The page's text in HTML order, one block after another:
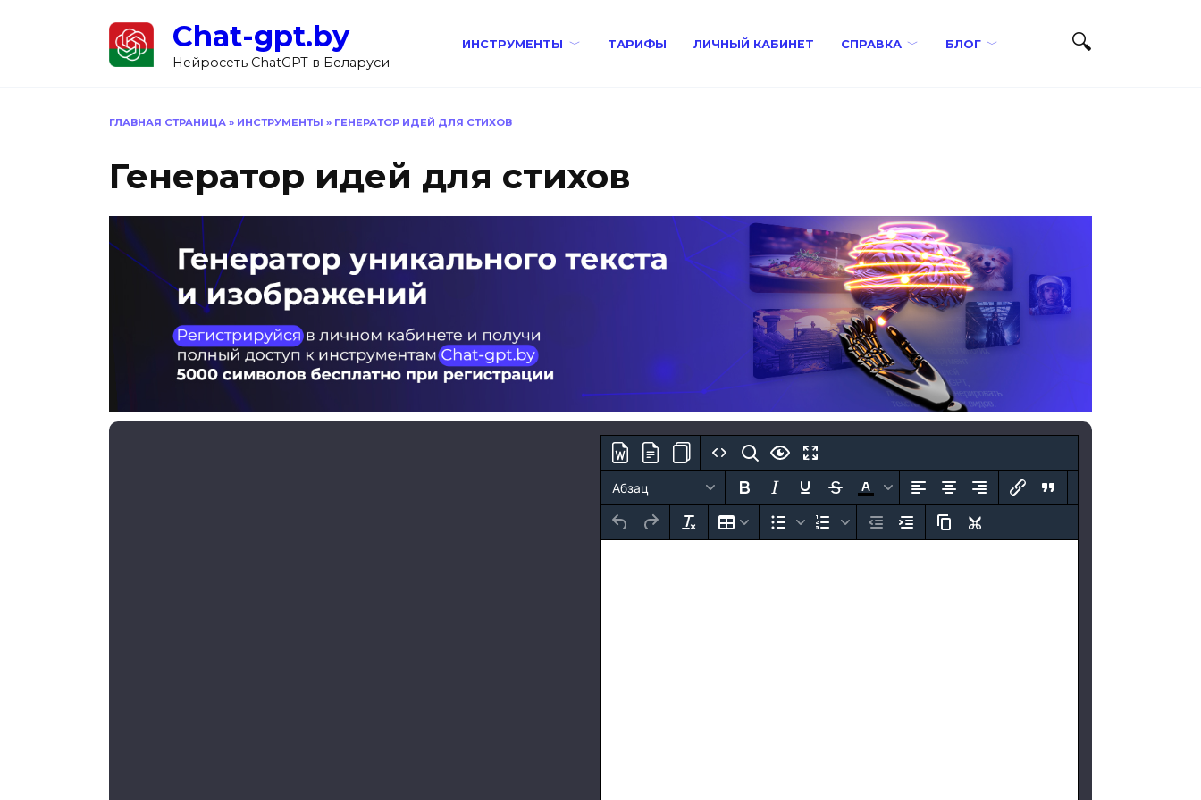
Chat-gpt.by
Нейросеть ChatGPT в Беларуси
ИНСТРУМЕНТЫ ТАРИФЫ ЛИЧНЫЙ КАБИНЕТ СПРАВКА БЛОГ
ГЛАВНАЯ СТРАНИЦА » ИНСТРУМЕНТЫ » ГЕНЕРАТОР ИДЕЙ ДЛЯ СТИХОВ
Генератор идей для стихов
Абзац